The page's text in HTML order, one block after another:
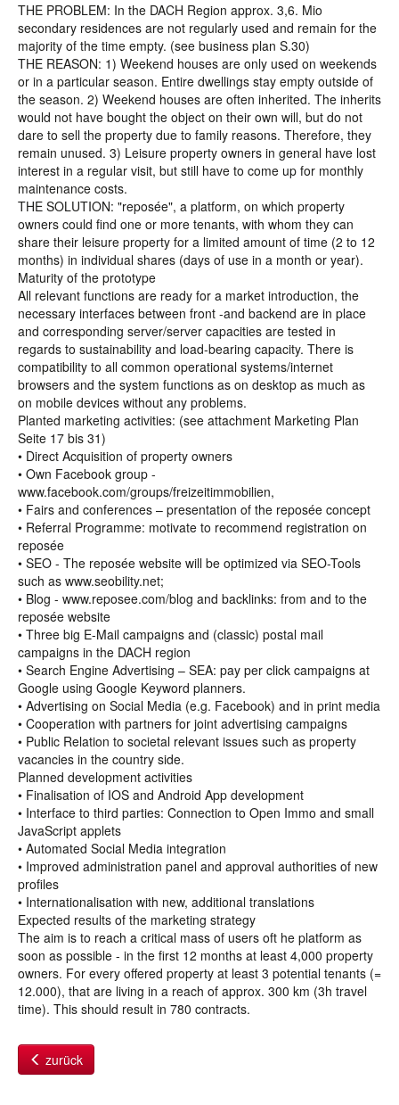
THE PROBLEM: In the DACH Region approx. 3,6. Mio
secondary residences are not regularly used and remain for the
majority of the time empty. (see business plan S.30)
THE REASON: 1) Weekend houses are only used on weekends
or in a particular season. Entire dwellings stay empty outside of
the season. 2) Weekend houses are often inherited. The inherits
would not have bought the object on their own will, but do not
dare to sell the property due to family reasons. Therefore, they
remain unused. 3) Leisure property owners in general have lost
interest in a regular visit, but still have to come up for monthly
maintenance costs.
THE SOLUTION: "reposée", a platform, on which property
owners could find one or more tenants, with whom they can
share their leisure property for a limited amount of time (2 to 12
months) in individual shares (days of use in a month or year).
Maturity of the prototype
All relevant functions are ready for a market introduction, the
necessary interfaces between front -and backend are in place
and corresponding server/server capacities are tested in
regards to sustainability and load-bearing capacity. There is
compatibility to all common operational systems/internet
browsers and the system functions as on desktop as much as
on mobile devices without any problems.
Planted marketing activities: (see attachment Marketing Plan
Seite 17 bis 31)
• Direct Acquisition of property owners
• Own Facebook group -
www.facebook.com/groups/freizeitimmobilien,
• Fairs and conferences – presentation of the reposée concept
• Referral Programme: motivate to recommend registration on
reposée
• SEO - The reposée website will be optimized via SEO-Tools
such as www.seobility.net;
• Blog - www.reposee.com/blog and backlinks: from and to the
reposée website
• Three big E-Mail campaigns and (classic) postal mail
campaigns in the DACH region
• Search Engine Advertising – SEA: pay per click campaigns at
Google using Google Keyword planners.
• Advertising on Social Media (e.g. Facebook) and in print media
• Cooperation with partners for joint advertising campaigns
• Public Relation to societal relevant issues such as property
vacancies in the country side.
Planned development activities
• Finalisation of IOS and Android App development
• Interface to third parties: Connection to Open Immo and small
JavaScript applets
• Automated Social Media integration
• Improved administration panel and approval authorities of new
profiles
• Internationalisation with new, additional translations
Expected results of the marketing strategy
The aim is to reach a critical mass of users oft he platform as
soon as possible - in the first 12 months at least 4,000 property
owners. For every offered property at least 3 potential tenants (=
12.000), that are living in a reach of approx. 300 km (3h travel
time). This should result in 780 contracts.
zurück